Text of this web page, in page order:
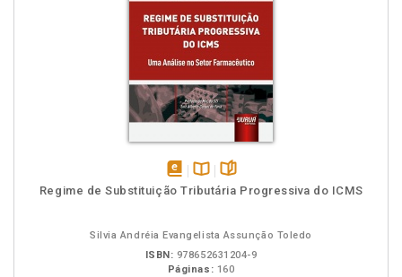
disponívelDisponível
páginas
Regime de Substituição Tributária Progressiva do ICMS
Silvia Andréia Evangelista Assunção Toledo
ISBN: 978652631204-9
Páginas: 160